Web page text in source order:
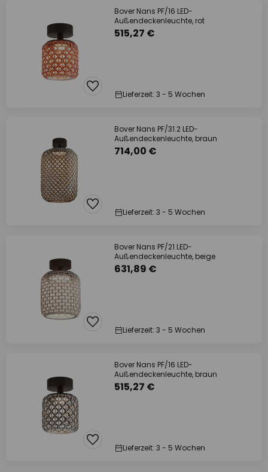
Bover Nans PF/16 LED-
Außendeckenleuchte, rot
515,27 €
Lieferzeit: 3 - 5 Wochen
Bover Nans PF/31.2 LED-
Außendeckenleuchte, braun
714,00 €
Lieferzeit: 3 - 5 Wochen
Bover Nans PF/21 LED-
Außendeckenleuchte, beige
631,89 €
Lieferzeit: 3 - 5 Wochen
Bover Nans PF/16 LED-
Außendeckenleuchte, braun
515,27 €
Lieferzeit: 3 - 5 Wochen